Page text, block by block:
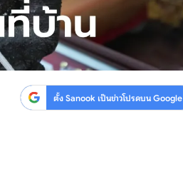
ตั้ง Sanook เป็นข่าวโปรดบน Google